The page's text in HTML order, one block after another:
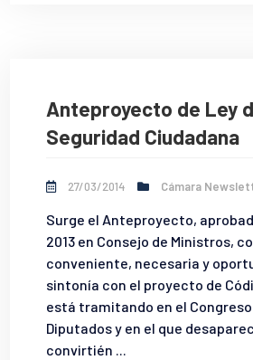
Anteproyecto de Ley
Seguridad Ciudadana
27/03/2014 Cámara
Surge el Anteproyecto,
2013 en Consejo de Ministros,
conveniente, necesaria y
sintonía con el proyecto de
está tramitando en el
Diputados y en el que
convirtién ...